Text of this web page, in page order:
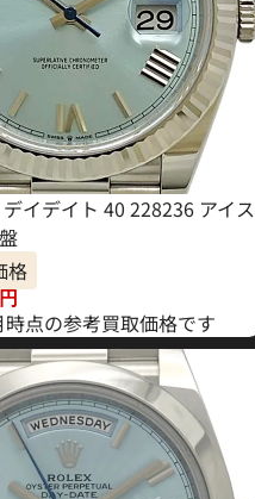
イデイト 40 228236 アイス
格
円
点の参考買取価格です